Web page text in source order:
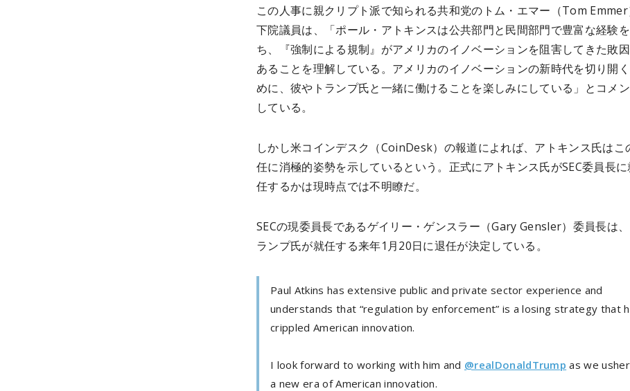
この人事に親クリプト派で知られる共和党のトム・エマー（Tom Emmer
下院議員は、「ポール・アトキンスは公共部門と民間部門で豊富な経験
ち、『強制による規制』がアメリカのイノベーションを阻害してきた敗
あることを理解している。アメリカのイノベーションの新時代を切り開
めに、彼やトランプ氏と一緒に働けることを楽しみにしている」とコメン
している。
しかし米コインデスク（CoinDesk）の報道によれば、アトキンス氏はこ
任に消極的姿勢を示しているという。正式にアトキンス氏がSEC委員長に
任するかは現時点では不明瞭だ。
SECの現委員長であるゲイリー・ゲンスラー（Gary Gensler）委員長は、
ランプ氏が就任する来年1月20日に退任が決定している。
Paul Atkins has extensive public and private sector experience and
understands that “regulation by enforcement” is a losing strategy that
crippled American innovation.
I look forward to working with him and @realDonaldTrump as we
a new era of American innovation.